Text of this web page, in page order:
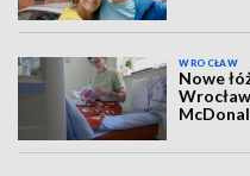
WROCŁAW
Nowe